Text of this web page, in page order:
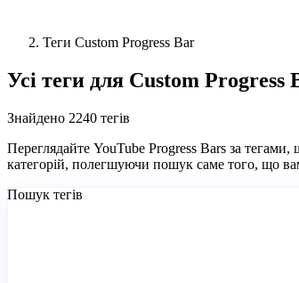
Теги Custom Progress Bar
Усі теги для Custom Progress
Знайдено 2240 тегів
Переглядайте YouTube Progress Bars за
категорій, полегшуючи пошук саме того, що
Пошук тегів